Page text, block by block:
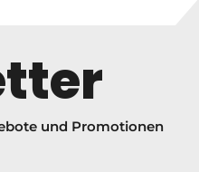
und Promotionen